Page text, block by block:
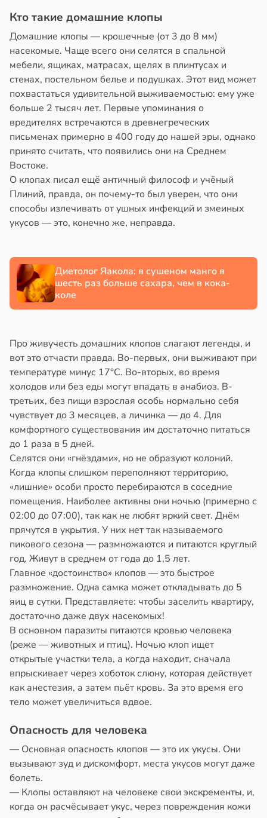
Кто такие домашние клопы
Домашние клопы — крошечные (от 3 до 8 мм)
насекомые. Чаще всего они селятся в спальной
мебели, ящиках, матрасах, щелях в плинтусах и
стенах, постельном белье и подушках. Этот вид может
похвастаться удивительной выживаемостью: ему уже
больше 2 тысяч лет. Первые упоминания о
вредителях встречаются в древнегреческих
письменах примерно в 400 году до нашей эры, однако
принято считать, что появились они на Среднем
Востоке.
О клопах писал ещё античный философ и учёный
Плиний, правда, он почему-то был уверен, что они
способы излечивать от ушных инфекций и змеиных
укусов — это, конечно же, неправда.
Диетолог Яакола: в сушеном манго в
шесть раз больше сахара, чем в кока-
коле
Про живучесть домашних клопов слагают легенды, и
вот это отчасти правда. Во-первых, они выживают при
температуре минус 17°C. Во-вторых, во время
холодов или без еды могут впадать в анабиоз. В-
третьих, без пищи взрослая особь нормально себя
чувствует до 3 месяцев, а личинка — до 4. Для
комфортного существования им достаточно питаться
до 1 раза в 5 дней.
Селятся они «гнёздами», но не образуют колоний.
Когда клопы слишком переполняют территорию,
«лишние» особи просто перебираются в соседние
помещения. Наиболее активны они ночью (примерно с
02:00 до 07:00), так как не любят яркий свет. Днём
прячутся в укрытия. У них нет так называемого
пикового сезона — размножаются и питаются круглый
год. Живут в среднем от года до 1,5 лет.
Главное «достоинство» клопов — это быстрое
размножение. Одна самка может откладывать до 5
яиц в сутки. Представляете: чтобы заселить квартиру,
достаточно даже двух насекомых!
В основном паразиты питаются кровью человека
(реже — животных и птиц). Ночью клоп ищет
открытые участки тела, а когда находит, сначала
впрыскивает через хоботок слюну, которая действует
как анестезия, а затем пьёт кровь. За это время его
тело может увеличиться вдвое.
Опасность для человека
— Основная опасность клопов — это их укусы. Они
вызывают зуд и дискомфорт, места укусов могут даже
болеть.
— Клопы оставляют на человеке свои экскременты, и,
когда он расчёсывает укус, через повреждения кожи